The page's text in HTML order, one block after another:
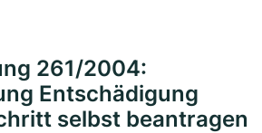
261/2004:
Entschädigung
selbst beantragen